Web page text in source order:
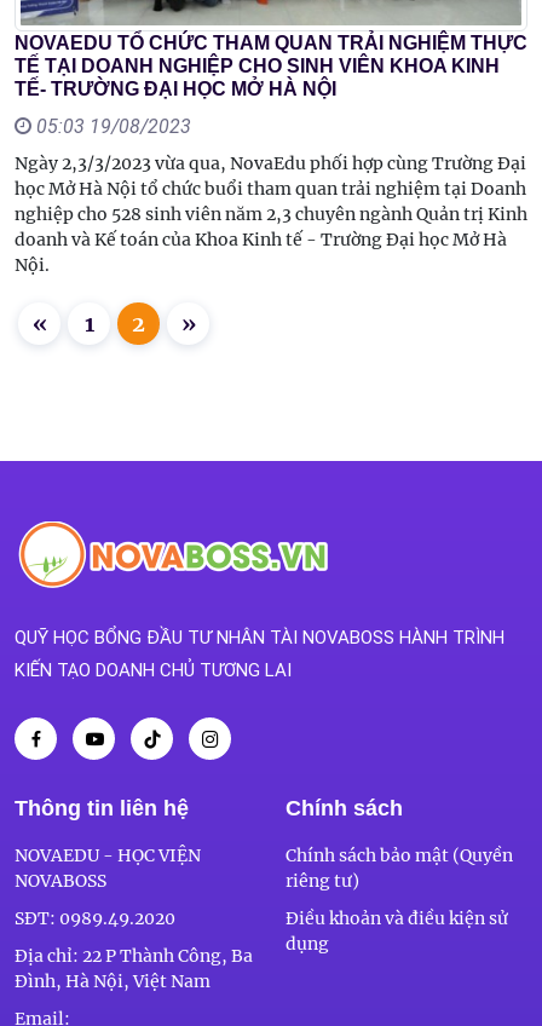
NOVAEDU TỔ CHỨC THAM QUAN TRẢI NGHIỆM THỰC
TẾ TẠI DOANH NGHIỆP CHO SINH VIÊN KHOA KINH
TẾ- TRƯỜNG ĐẠI HỌC MỞ HÀ NỘI
05:03 19/08/2023
Ngày 2,3/3/2023 vừa qua, NovaEdu phối hợp cùng Trường Đại
học Mở Hà Nội tổ chức buổi tham quan trải nghiệm tại Doanh
nghiệp cho 528 sinh viên năm 2,3 chuyên ngành Quản trị Kinh
doanh và Kế toán của Khoa Kinh tế - Trường Đại học Mở Hà
Nội.
« 1 2 »
QUỸ HỌC BỔNG ĐẦU TƯ NHÂN TÀI NOVABOSS HÀNH TRÌNH
KIẾN TẠO DOANH CHỦ TƯƠNG LAI
Thông tin liên hệ
NOVAEDU - HỌC VIỆN
NOVABOSS
SĐT: 0989.49.2020
Địa chỉ: 22 P Thành Công, Ba
Đình, Hà Nội, Việt Nam
Email:
Chính sách
Chính sách bảo mật (Quyền
riêng tư)
Điều khoản và điều kiện sử
dụng